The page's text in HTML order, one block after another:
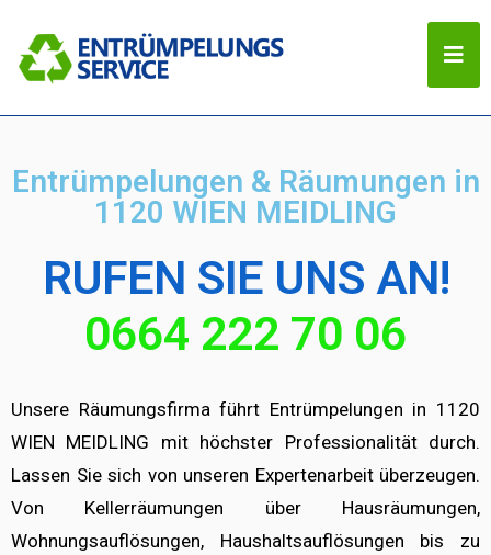
Entrümpelungen & Räumungen in
1120 WIEN MEIDLING
RUFEN SIE UNS AN!
0664 222 70 06
Unsere Räumungsfirma führt Entrümpelungen in 1120
WIEN MEIDLING mit höchster Professionalität durch.
Lassen Sie sich von unseren Expertenarbeit überzeugen.
Von Kellerräumungen über Hausräumungen,
Wohnungsauflösungen, Haushaltsauflösungen bis zu